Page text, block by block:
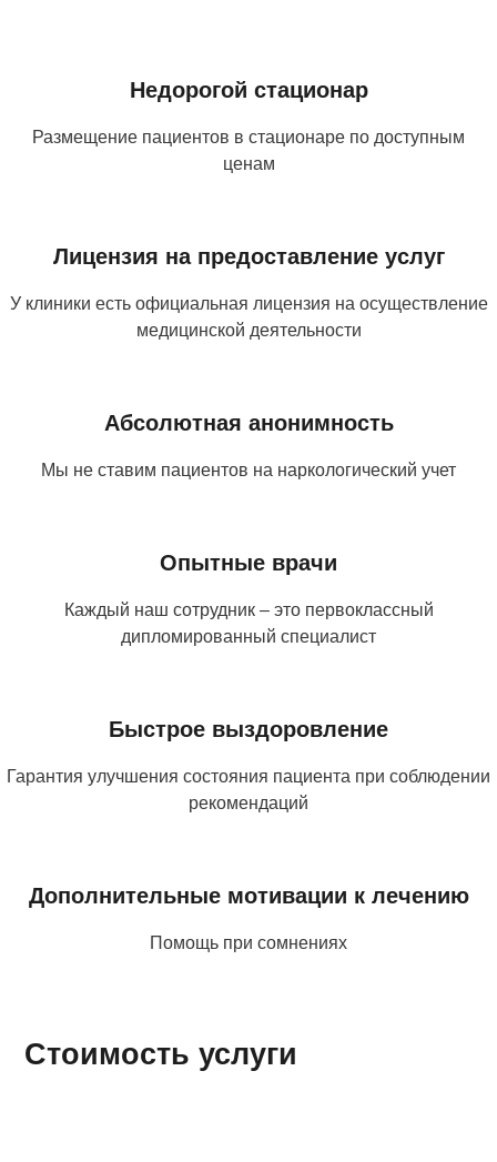
Недорогой стационар
Размещение пациентов в стационаре по доступным
ценам
Лицензия на предоставление услуг
У клиники есть официальная лицензия на осуществление
медицинской деятельности
Абсолютная анонимность
Мы не ставим пациентов на наркологический учет
Опытные врачи
Каждый наш сотрудник – это первоклассный
дипломированный специалист
Быстрое выздоровление
Гарантия улучшения состояния пациента при соблюдении
рекомендаций
Дополнительные мотивации к лечению
Помощь при сомнениях
Стоимость услуги